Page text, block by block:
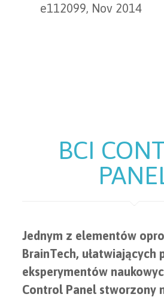
e112099, Nov 2014
BCI
Jednym z elementów
BrainTech, ułatwiających
eksperymentów
Control Panel stworzony